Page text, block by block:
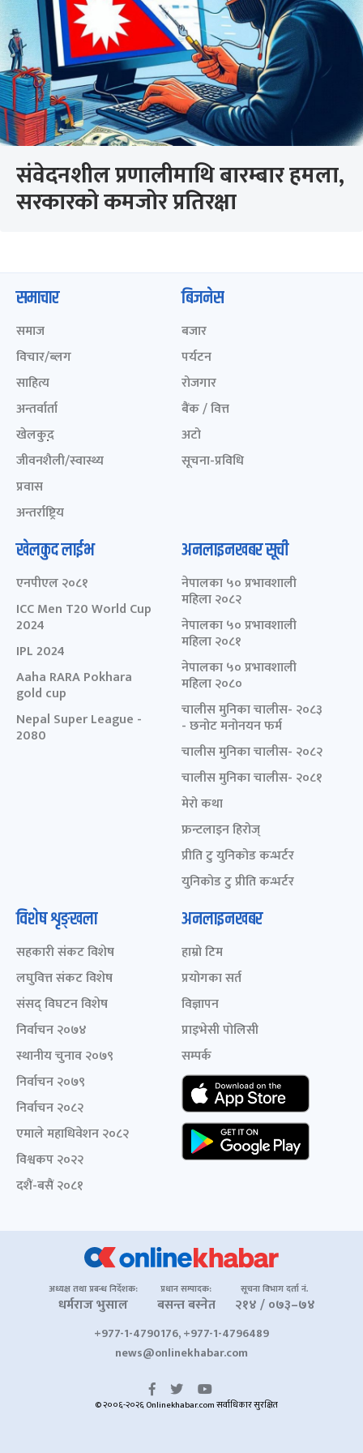
संवेदनशील प्रणालीमाथि बारम्बार हमला,
सरकारको कमजोर प्रतिरक्षा
समाचार
समाज
विचार/ब्लग
साहित्य
अन्तर्वार्ता
खेलकुद़़
जीवनशैली/स्वास्थ्य
प्रवास
अन्तर्राष्ट्रिय
बिजनेस
बजार
पर्यटन
रोजगार
बैंक / वित्त
अटो
सूचना-प्रविधि
खेलकुद लाईभ
एनपीएल २०८१
ICC Men T20 World Cup
2024
IPL 2024
Aaha RARA Pokhara
gold cup
Nepal Super League -
2080
अनलाइनखबर सूची
नेपालका ५० प्रभावशाली
महिला २०८२
नेपालका ५० प्रभावशाली
महिला २०८१
नेपालका ५० प्रभावशाली
महिला २०८०
चालीस मुनिका चालीस- २०८३
- छनोट मनोनयन फर्म
चालीस मुनिका चालीस- २०८२
चालीस मुनिका चालीस- २०८१
मेरो कथा
फ्रन्टलाइन हिरोज्
प्रीति टु युनिकोड कन्भर्टर
युनिकोड टु प्रीति कन्भर्टर
विशेष शृङ्खला
सहकारी संकट विशेष
लघुवित्त संकट विशेष
संसद् विघटन विशेष
निर्वाचन २०७४
स्थानीय चुनाव २०७९
निर्वाचन २०७९
निर्वाचन २०८२
एमाले महाधिवेशन २०८२
विश्वकप २०२२
दशैं-बसैं २०८१
अनलाइनखबर
हाम्रो टिम
प्रयोगका सर्त
विज्ञापन
प्राइभेसी पोलिसी
सम्पर्क
अध्यक्ष तथा प्रबन्ध निर्देशक:
धर्मराज भुसाल
प्रधान सम्पादक:
बसन्त बस्नेत
सूचना विभाग दर्ता नं.
२१४ / ०७३–७४
+977-1-4790176, +977-1-4796489
news@onlinekhabar.com
© २००६-२०२६ Onlinekhabar.com सर्वाधिकार सुरक्षित